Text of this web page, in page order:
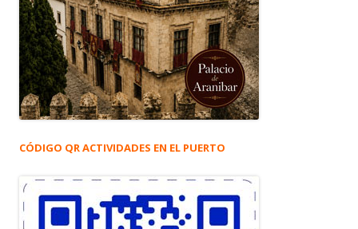
CÓDIGO QR ACTIVIDADES EN EL PUERTO